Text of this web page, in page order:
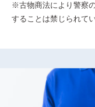
※古物商法により警察
することは禁じられてい